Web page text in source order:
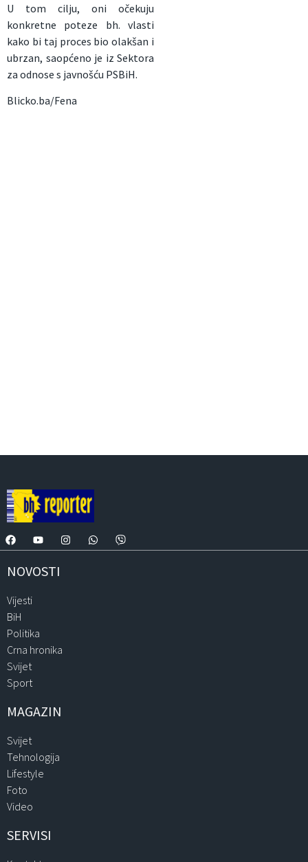
U tom cilju, oni očekuju
konkretne poteze bh. vlasti
kako bi taj proces bio olakšan i
ubrzan, saopćeno je iz Sektora
za odnose s javnošću PSBiH.
Blicko.ba/Fena
NOVOSTI
Vijesti
BiH
Politika
Crna hronika
Svijet
Sport
MAGAZIN
Svijet
Tehnologija
Lifestyle
Foto
Video
SERVISI